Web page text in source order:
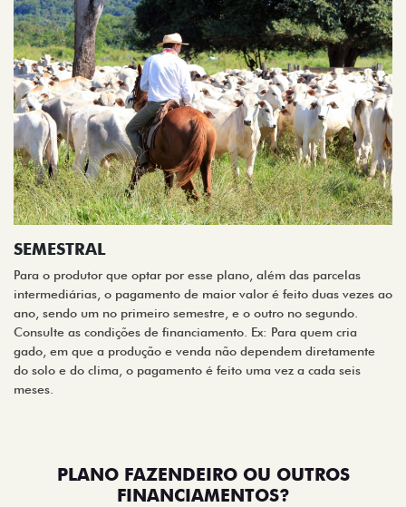
SEMESTRAL
Para o produtor que optar por esse plano, além das parcelas
intermediárias, o pagamento de maior valor é feito duas vezes ao
ano, sendo um no primeiro semestre, e o outro no segundo.
Consulte as condições de financiamento. Ex: Para quem cria
gado, em que a produção e venda não dependem diretamente
do solo e do clima, o pagamento é feito uma vez a cada seis
meses.
PLANO FAZENDEIRO OU OUTROS
FINANCIAMENTOS?